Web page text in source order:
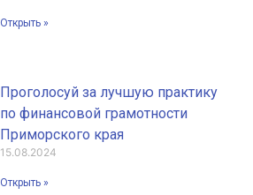
Открыть »
Проголосуй за лучшую практику
по финансовой грамотности
Приморского края
15.08.2024
Открыть »